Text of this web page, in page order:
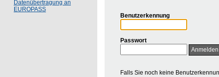
Datenübertragung an
EUROPASS
Benutzerkennung
Passwort
Falls Sie noch keine